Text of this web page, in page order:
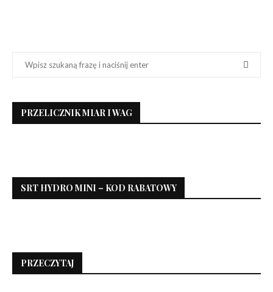
PRZELICZNIK MIAR I WAG
SRT HYDRO MINI – KOD RABATOWY
PRZECZYTAJ